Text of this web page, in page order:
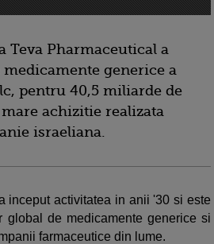
Teva Pharmaceutical a
generice a
pentru 40,5 miliarde de
achizitie realizata
israeliana.
inceput activitatea in anii '30 si este
global de medicamente generice si
farmaceutice din lume.